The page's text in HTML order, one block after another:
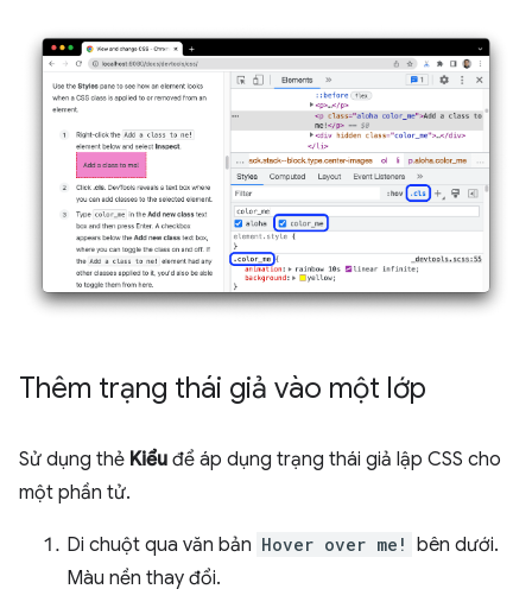
Thêm trạng thái giả vào một lớp
Sử dụng thẻ Kiểu để áp dụng trạng thái giả lập CSS cho
một phần tử.
Di chuột qua văn bản Hover over me! bên dưới.
Màu nền thay đổi.